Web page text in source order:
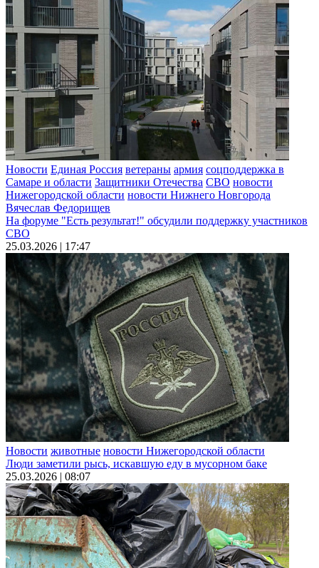
Новости Единая Россия ветераны армия соцподдержка в
Самаре и области Защитники Отечества СВО новости
Нижегородской области новости Нижнего Новгорода
Вячеслав Федорищев
На форуме "Есть результат!" обсудили поддержку участников
СВО
25.03.2026 | 17:47
Новости животные новости Нижегородской области
Люди заметили рысь, искавшую еду в мусорном баке
25.03.2026 | 08:07